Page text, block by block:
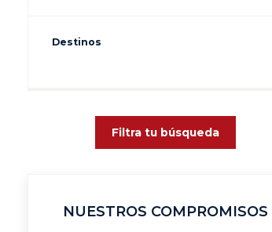
Destinos
Filtra tu búsqueda
NUESTROS COMPROMISOS